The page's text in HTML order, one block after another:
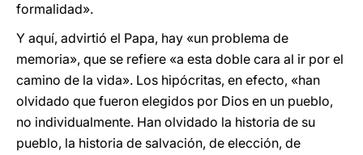
formalidad».
Y aquí, advirtió el Papa, hay «un problema de
memoria», que se refiere «a esta doble cara al ir por el
camino de la vida». Los hipócritas, en efecto, «han
olvidado que fueron elegidos por Dios en un pueblo,
no individualmente. Han olvidado la historia de su
pueblo, la historia de salvación, de elección, de